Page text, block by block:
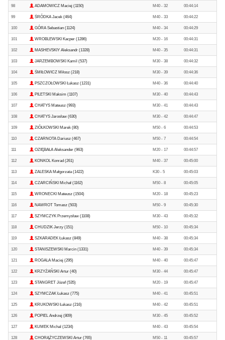
98 ADAMOWICZ Maciej (1150) M40 - 32 00:44:14
99 ŚRÓDKA Jacek (464) M40 - 33 00:44:22
100 GÓRA Sebastian (1124) M40 - 34 00:44:29
101 WROBLEWSKI Kacper (1286) M20 - 16 00:44:31
102 MASHEVSKIY Aleksandr (1328) M40 - 35 00:44:31
103 JARZEMBOWSKI Kamil (537) M30 - 38 00:44:32
104 ŚMIŁOWICZ Miłosz (218) M30 - 39 00:44:36
105 PSZCZOŁOWSKI Łukasz (1231) M40 - 36 00:44:40
106 PILETSKI Maksim (1107) M30 - 40 00:44:43
107 CHATYS Mateusz (993) M30 - 41 00:44:43
108 CHATYS Jarosław (630) M30 - 42 00:44:47
109 ZIÓŁKOWSKI Marek (80) M50 - 6 00:44:53
110 CZARNOTA Dariusz (467) M50 - 7 00:44:54
111 OZIĘBAŁA Aleksander (963) M20 - 17 00:44:57
112 KONKOL Konrad (261) M40 - 37 00:45:00
113 ZALESKA Małgorzata (1422) K30 - 5 00:45:03
114 CZARCIŃSKI Michał (1162) M50 - 8 00:45:05
115 WRONECKI Mateusz (1504) M20 - 18 00:45:23
116 NAWROT Tomasz (503) M50 - 9 00:45:30
117 SZYMCZYK Przemysław (1108) M30 - 43 00:45:32
118 CHUDZIK Jerzy (151) M50 - 10 00:45:34
119 SZKARADEK Łukasz (849) M40 - 38 00:45:34
120 STANISZEWSKI Marcin (1331) M40 - 39 00:45:34
121 ROGALA Maciej (295) M40 - 40 00:45:47
122 KRZYŻAŃSKI Artur (40) M30 - 44 00:45:47
123 STANGRET Józef (535) M20 - 19 00:45:47
124 SZYMCZAK Łukasz (775) M40 - 41 00:45:51
125 KRUKOWSKI Łukasz (216) M40 - 42 00:45:51
126 POPIEL Andrzej (809) M30 - 45 00:45:52
127 KUMEK Michal (1234) M40 - 43 00:45:54
128 CHORĄŻYCZEWSKI Artur (765) M50 - 11 00:45:57